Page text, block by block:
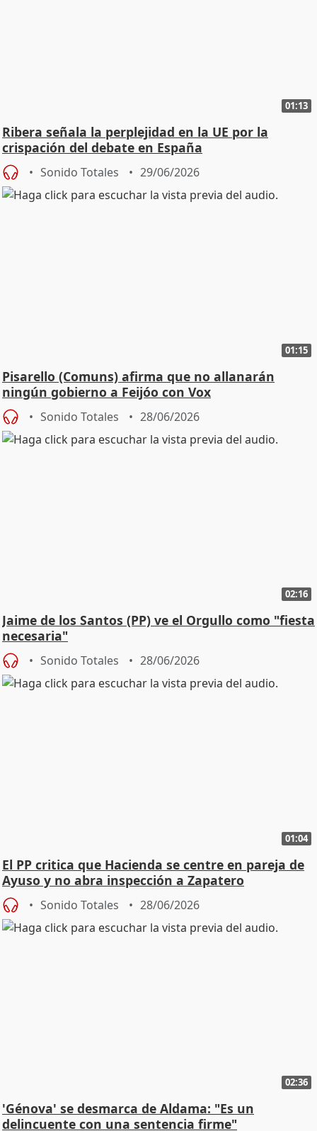
01:13
Ribera señala la perplejidad en la UE por la
crispación del debate en España
Sonido Totales 29/06/2026
01:15
Pisarello (Comuns) afirma que no allanarán
ningún gobierno a Feijóo con Vox
Sonido Totales 28/06/2026
02:16
Jaime de los Santos (PP) ve el Orgullo como "fiesta
necesaria"
Sonido Totales 28/06/2026
01:04
El PP critica que Hacienda se centre en pareja de
Ayuso y no abra inspección a Zapatero
Sonido Totales 28/06/2026
02:36
'Génova' se desmarca de Aldama: "Es un
delincuente con una sentencia firme"